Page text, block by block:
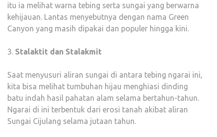
itu ia melihat warna tebing serta sungai yang berwarna
kehijauan. Lantas menyebutnya dengan nama Green
Canyon yang masih dipakai dan populer hingga kini.
3. Stalaktit dan Stalakmit
Saat menyusuri aliran sungai di antara tebing ngarai ini,
kita bisa melihat tumbuhan hijau menghiasi dinding
batu indah hasil pahatan alam selama bertahun-tahun.
Ngarai di ini terbentuk dari erosi tanah akibat aliran
Sungai Cijulang selama jutaan tahun.